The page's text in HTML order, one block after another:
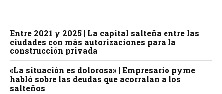
Entre 2021 y 2025 | La capital salteña entre las
ciudades con más autorizaciones para la
construcción privada
«La situación es dolorosa» | Empresario pyme
habló sobre las deudas que acorralan a los
salteños